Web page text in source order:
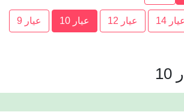
عيار 14 عيار 12 عيار 10 عيار 9